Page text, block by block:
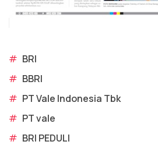
# BRI
# BBRI
# PT Vale Indonesia Tbk
# PT vale
# BRI PEDULI